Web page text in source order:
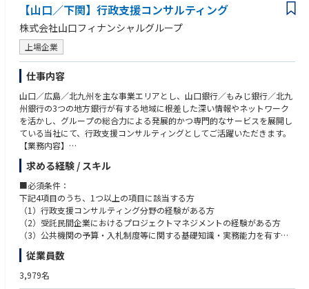
現場理解を活かしながら、経営改善に直結する支援に携わることで、実務
経験をより高い価値へと昇華できます。
・社会的意義の高い領域への貢献
医療・介護事業者の経営改善は地域の医療・介護体制の維持に直結してお
り、社会的インパクトの大きい仕事に関われます。
【山口／下関】行政支援コンサルティング
株式会社山口フィナンシャルグループ
上場企業
仕事内容
山口／広島／北九州を主な事業エリアとし、山口銀行／もみじ銀行／北九
州銀行の3つの地方銀行が有する地域に根差した深い情報やネットワーク
を活かし、グループの総合力による発展的かつ専門的なサービスを展開し
ている当社にて、行政支援コンサルティングとしてご活躍いただきます。
【業務内容】
・中央省庁や地方公共団体等への政策提言や企画提案
・中央省庁や地方公共団体等からの受託業務対応（主にはPPP／PFIやま
ちづくりに関する分野）
・PPP案件やまちづくりを行う事業者支援（事業マネジメント等）
【当社の強み】
後継者不在企業の事業承継課題の解決と都市部の優秀な若者に「経営者」
フト社と連携した地域のDX推進拠点「Azure HiroshimaBase」の開設な
ど、地域のフロントランナーとして従来の金融の枠に囚われない事業に取
り組んでいます。
求める経験 / スキル
■必須条件：
下記4項目のうち、1つ以上の項目に該当する方
（1）行政支援コンサルティング分野の経験がある方
（2）受託民間企業におけるプロジェクトマネジメントの経験がある方
（3）公共機関の予算・入札制度等に関する基礎知識・実務能力を有する
方
（4）官公庁における公共施設等の維持整備に関するプロジェクト推進・
発注等の業務経験がある方
従業員数
3,979名